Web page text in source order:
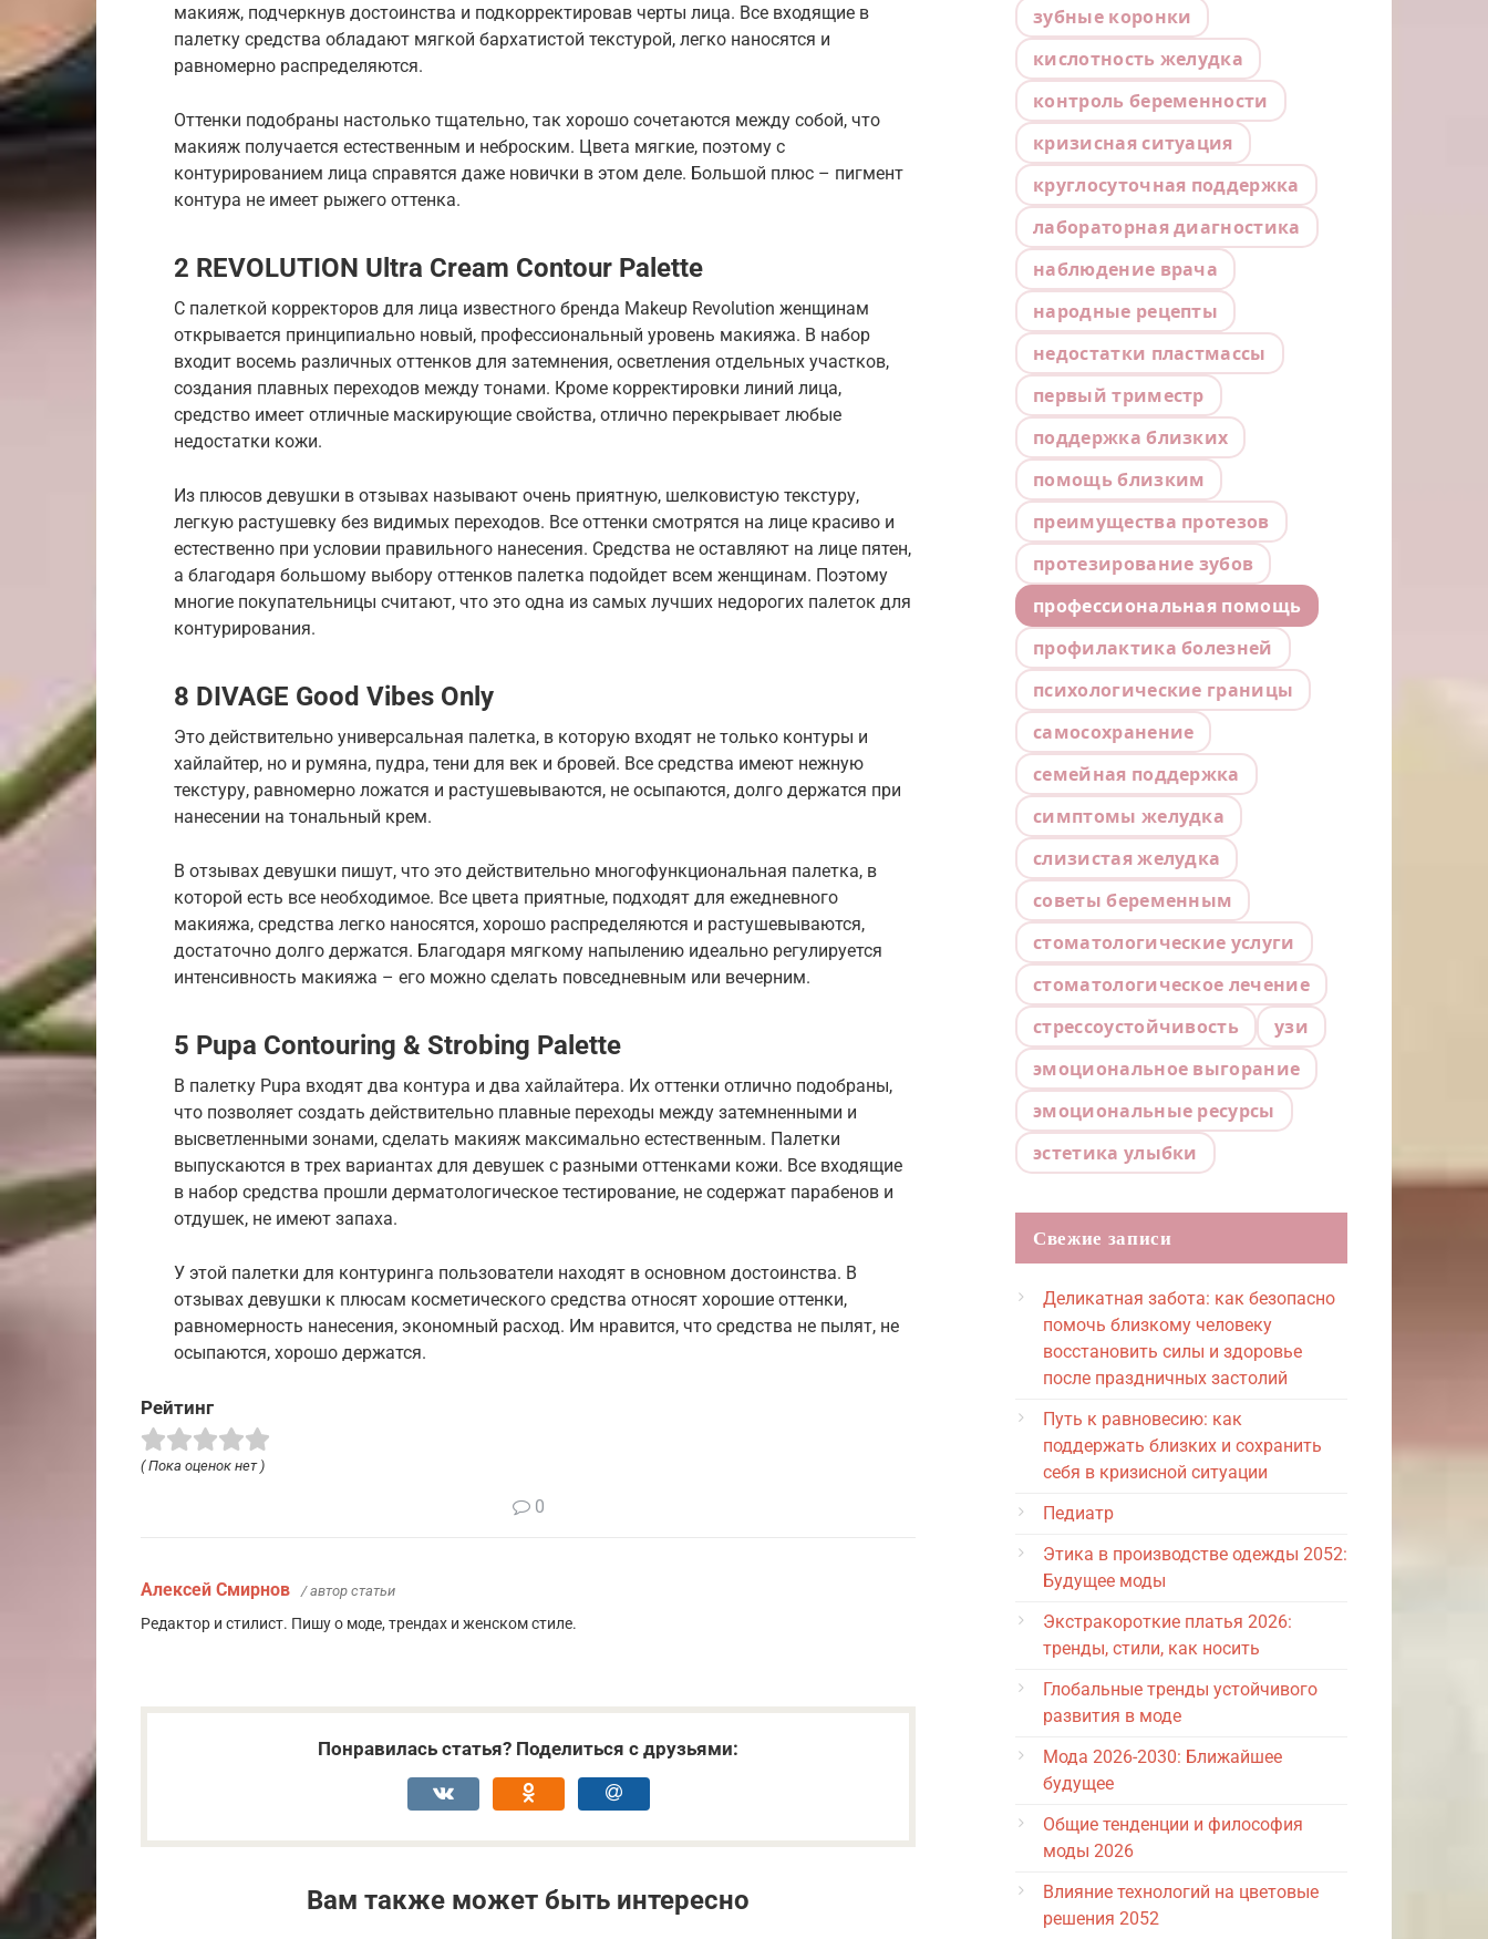
макияж, подчеркнув достоинства и подкорректировав черты лица. Все входящие в
палетку средства обладают мягкой бархатистой текстурой, легко наносятся и
равномерно распределяются.
Оттенки подобраны настолько тщательно, так хорошо сочетаются между собой, что
макияж получается естественным и неброским. Цвета мягкие, поэтому с
контурированием лица справятся даже новички в этом деле. Большой плюс – пигмент
контура не имеет рыжего оттенка.
2 REVOLUTION Ultra Cream Contour Palette
С палеткой корректоров для лица известного бренда Makeup Revolution женщинам
открывается принципиально новый, профессиональный уровень макияжа. В набор
входит восемь различных оттенков для затемнения, осветления отдельных участков,
создания плавных переходов между тонами. Кроме корректировки линий лица,
средство имеет отличные маскирующие свойства, отлично перекрывает любые
недостатки кожи.
Из плюсов девушки в отзывах называют очень приятную, шелковистую текстуру,
легкую растушевку без видимых переходов. Все оттенки смотрятся на лице красиво и
естественно при условии правильного нанесения. Средства не оставляют на лице пятен,
а благодаря большому выбору оттенков палетка подойдет всем женщинам. Поэтому
многие покупательницы считают, что это одна из самых лучших недорогих палеток для
контурирования.
8 DIVAGE Good Vibes Only
Это действительно универсальная палетка, в которую входят не только контуры и
хайлайтер, но и румяна, пудра, тени для век и бровей. Все средства имеют нежную
текстуру, равномерно ложатся и растушевываются, не осыпаются, долго держатся при
нанесении на тональный крем.
В отзывах девушки пишут, что это действительно многофункциональная палетка, в
которой есть все необходимое. Все цвета приятные, подходят для ежедневного
макияжа, средства легко наносятся, хорошо распределяются и растушевываются,
достаточно долго держатся. Благодаря мягкому напылению идеально регулируется
интенсивность макияжа – его можно сделать повседневным или вечерним.
5 Pupa Contouring & Strobing Palette
В палетку Pupa входят два контура и два хайлайтера. Их оттенки отлично подобраны,
что позволяет создать действительно плавные переходы между затемненными и
высветленными зонами, сделать макияж максимально естественным. Палетки
выпускаются в трех вариантах для девушек с разными оттенками кожи. Все входящие
в набор средства прошли дерматологическое тестирование, не содержат парабенов и
отдушек, не имеют запаха.
У этой палетки для контуринга пользователи находят в основном достоинства. В
отзывах девушки к плюсам косметического средства относят хорошие оттенки,
равномерность нанесения, экономный расход. Им нравится, что средства не пылят, не
осыпаются, хорошо держатся.
Рейтинг
( Пока оценок нет )
0
Алексей Смирнов / автор статьи
Редактор и стилист. Пишу о моде, трендах и женском стиле.
Понравилась статья? Поделиться с друзьями:
Вам также может быть интересно
зубные коронки
кислотность желудка
контроль беременности
кризисная ситуация
круглосуточная поддержка
лабораторная диагностика
наблюдение врача
народные рецепты
недостатки пластмассы
первый триместр
поддержка близких
помощь близким
преимущества протезов
протезирование зубов
профессиональная помощь
профилактика болезней
психологические границы
самосохранение
семейная поддержка
симптомы желудка
слизистая желудка
советы беременным
стоматологические услуги
стоматологическое лечение
стрессоустойчивость
узи
эмоциональное выгорание
эмоциональные ресурсы
эстетика улыбки
Свежие записи
Деликатная забота: как безопасно
помочь близкому человеку
восстановить силы и здоровье
после праздничных застолий
Путь к равновесию: как
поддержать близких и сохранить
себя в кризисной ситуации
Педиатр
Этика в производстве одежды 2052:
Будущее моды
Экстракороткие платья 2026:
тренды, стили, как носить
Глобальные тренды устойчивого
развития в моде
Мода 2026-2030: Ближайшее
будущее
Общие тенденции и философия
моды 2026
Влияние технологий на цветовые
решения 2052